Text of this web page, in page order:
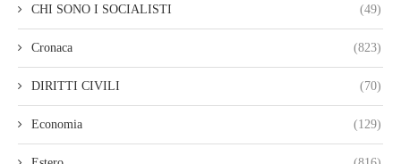
CHI SONO I SOCIALISTI (49)
Cronaca (823)
DIRITTI CIVILI (70)
Economia (129)